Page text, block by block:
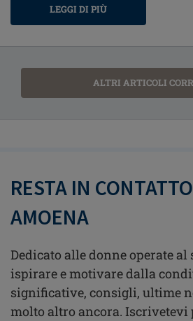
LEGGI DI PIÙ
ALTRI ARTICOLI
RESTA IN
AMOENA
Dedicato alle donne operate al
ispirare e motivare dalla
significative, consigli, ultime
molto altro ancora. Iscrivetevi